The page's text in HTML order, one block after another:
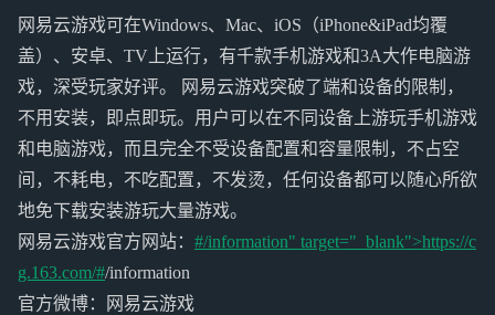
网易云游戏可在Windows、Mac、iOS（iPhone&iPad均覆
盖）、安卓、TV上运行，有千款手机游戏和3A大作电脑游
戏，深受玩家好评。 网易云游戏突破了端和设备的限制，
不用安装，即点即玩。用户可以在不同设备上游玩手机游戏
和电脑游戏，而且完全不受设备配置和容量限制，不占空
间，不耗电，不吃配置，不发烫，任何设备都可以随心所欲
地免下载安装游玩大量游戏。
网易云游戏官方网站： #/information" target="_blank">https://c
g.163.com/#/information
官方微博：网易云游戏